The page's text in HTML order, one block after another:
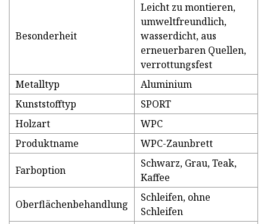
Besonderheit
Leicht zu montieren,
umweltfreundlich,
wasserdicht, aus
erneuerbaren Quellen,
verrottungsfest
Metalltyp
Aluminium
Kunststofftyp
SPORT
Holzart
WPC
Produktname
WPC-Zaunbrett
Farboption
Schwarz, Grau, Teak,
Kaffee
Oberflächenbehandlung
Schleifen, ohne
Schleifen